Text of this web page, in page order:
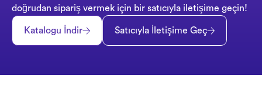
doğrudan sipariş vermek için bir satıcıyla iletişime geçin!
Katalogu İndir Satıcıyla İletişime Geç